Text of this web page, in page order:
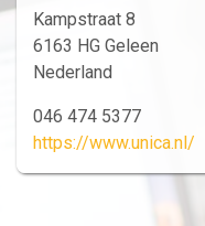
Kampstraat 8
6163 HG Geleen
Nederland
046 474 5377
https://www.unica.nl/